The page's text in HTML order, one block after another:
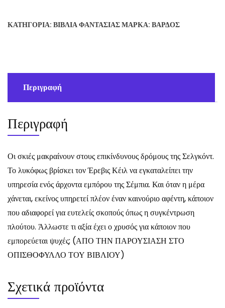
ΤΟΥ
KEMP
ΚΑΤΗΓΟΡΊΑ: ΒΙΒΛΊΑ ΦΑΝΤΑΣΊΑΣΜΆΡΚΑ: ΒΆΡΔΟΣ
Περιγραφή
Περιγραφή
Οι σκιές μακραίνουν στους επικίνδυνους δρόμους της Σελγκόντ.
Το λυκόφως βρίσκει τον Έρεβις Κέιλ να εγκαταλείπει την
υπηρεσία ενός άρχοντα εμπόρου της Σέμπια. Και όταν η μέρα
χάνεται, εκείνος υπηρετεί πλέον έναν καινούριο αφέντη, κάποιον
που αδιαφορεί για ευτελείς σκοπούς όπως η συγκέντρωση
πλούτου. Άλλωστε τι αξία έχει ο χρυσός για κάποιον που
εμπορεύεται ψυχές; (ΑΠΟ ΤΗΝ ΠΑΡΟΥΣΙΑΣΗ ΣΤΟ
ΟΠΙΣΘΟΦΥΛΛΟ ΤΟΥ ΒΙΒΛΙΟΥ)
Σχετικά προϊόντα